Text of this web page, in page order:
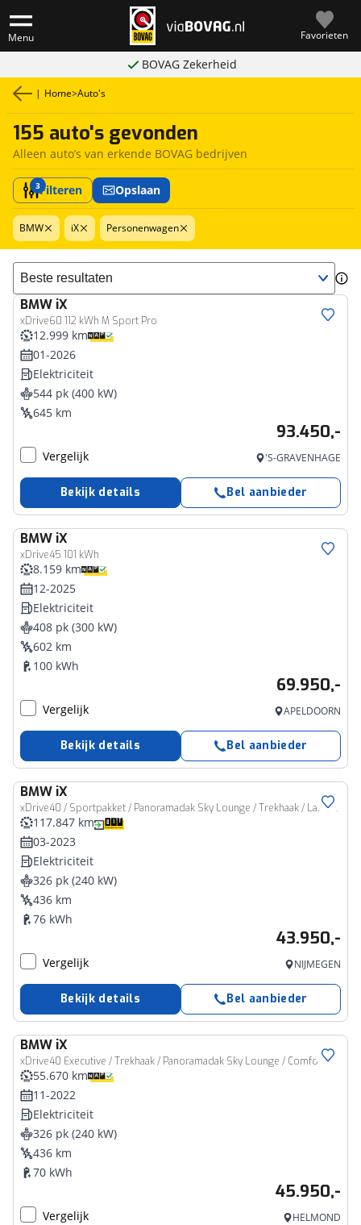
Menu Favorieten
BOVAG Zekerheid
| Home>Auto's
155 auto's gevonden
Alleen auto’s van erkende BOVAG bedrijven
3Filteren Opslaan
BMW iX Personenwagen
Sorteer resultaten
BMW iX
xDrive60 112 kWh M Sport Pro
12.999 km
01-2026
Elektriciteit
544 pk (400 kW)
645 km
93.450,-
Vergelijk 'S-GRAVENHAGE
Bekijk details Bel aanbieder
BMW iX
xDrive45 101 kWh
8.159 km
12-2025
Elektriciteit
408 pk (300 kW)
602 km
100 kWh
69.950,-
Vergelijk APELDOORN
Bekijk details Bel aanbieder
BMW iX
xDrive40 / Sportpakket / Panoramadak Sky Lounge / Trekhaak / Laserlight / Soft-Close / Parking Assistant Professional / Comfort Access
117.847 km
03-2023
Elektriciteit
326 pk (240 kW)
436 km
76 kWh
43.950,-
Vergelijk NIJMEGEN
Bekijk details Bel aanbieder
BMW iX
xDrive40 Executive / Trekhaak / Panoramadak Sky Lounge / Comfort Access / Stoelventilatie / Laserlight / Harman Kardon / Parking Assistant Plus
55.670 km
11-2022
Elektriciteit
326 pk (240 kW)
436 km
70 kWh
45.950,-
Vergelijk HELMOND